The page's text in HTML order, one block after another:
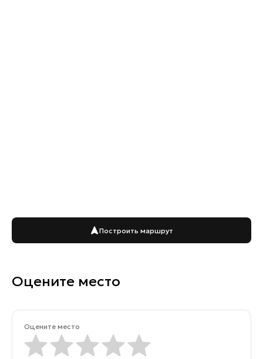
Построить маршрут
Оцените место
Оцените место